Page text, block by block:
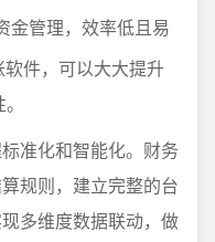
金管理，效率低且易
件，可以大大提升
准化和智能化。财务
规则，建立完整的台
多维度数据联动，做